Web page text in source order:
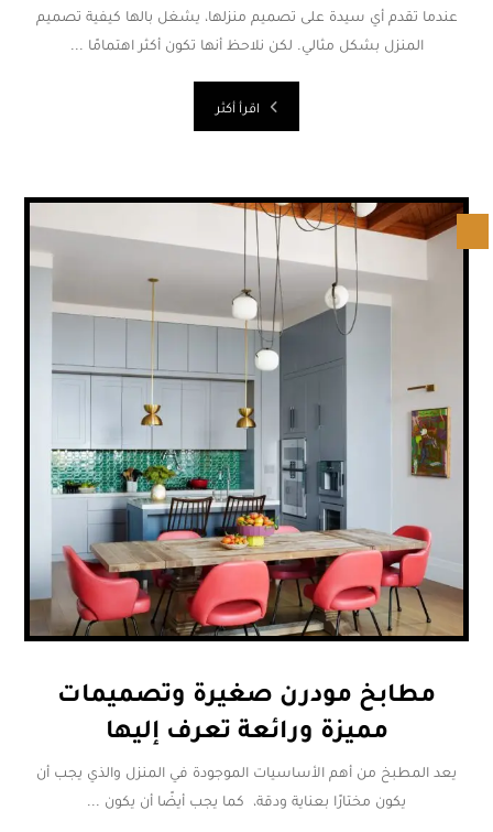
عندما تقدم أي سيدة على تصميم منزلها، يشغل بالها كيفية تصميم
المنزل بشكل مثالي. لكن نلاحظ أنها تكون أكثر اهتمامًا ...
اقرأ أكثر
مطابخ مودرن صغيرة وتصميمات
مميزة ورائعة تعرف إليها
يعد المطبخ من أهم الأساسيات الموجودة في المنزل والذي يجب أن
يكون مختارًا بعناية ودقة، كما يجب أيضًا أن يكون ...